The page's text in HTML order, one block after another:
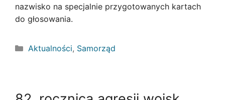
nazwisko na specjalnie przygotowanych kartach
do głosowania.
Kategorie
Aktualności, Samorząd